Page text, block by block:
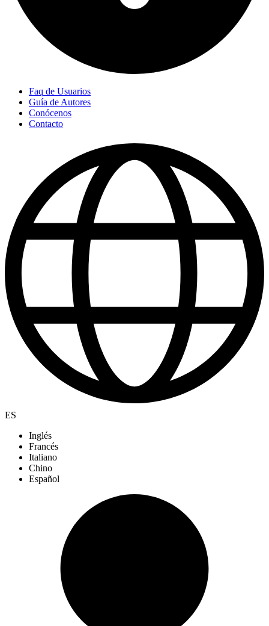
Faq de Usuarios
Guía de Autores
Conócenos
Contacto
ES
Inglés
Francés
Italiano
Chino
Español